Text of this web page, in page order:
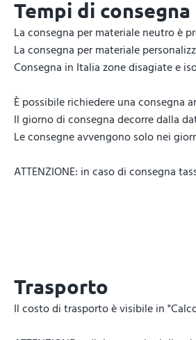
Tempi di consegna
La consegna per materiale neutro è
La consegna per materiale
Consegna in Italia zone disagiate e
È possibile richiedere una consegna
Il giorno di consegna decorre dalla
Le consegne avvengono solo nei
ATTENZIONE: in caso di consegna
Trasporto
Il costo di trasporto è visibile in